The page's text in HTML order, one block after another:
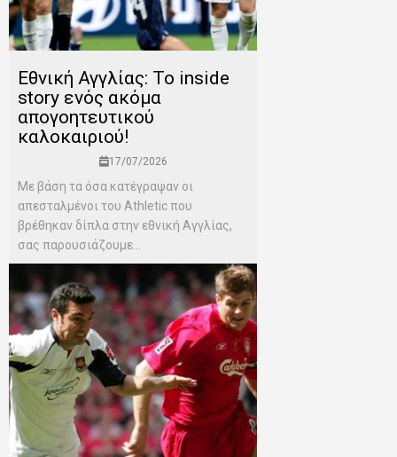
Εθνική Αγγλίας: Το inside
story ενός ακόμα
απογοητευτικού
καλοκαιριού!
17/07/2026
Mε βάση τα όσα κατέγραψαν οι
απεσταλμένοι του Αthletic που
βρέθηκαν δίπλα στην εθνική Αγγλίας,
σας παρουσιάζουμε...